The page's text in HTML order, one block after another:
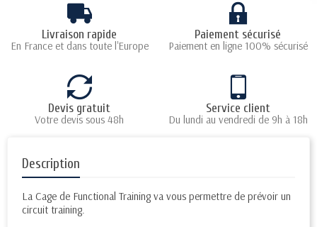
Livraison rapide
En France et dans toute l'Europe
Paiement sécurisé
Paiement en ligne 100% sécurisé
Devis gratuit
Votre devis sous 48h
Service client
Du lundi au vendredi de 9h à 18h
Description
La Cage de Functional Training va vous permettre de prévoir un
circuit training.